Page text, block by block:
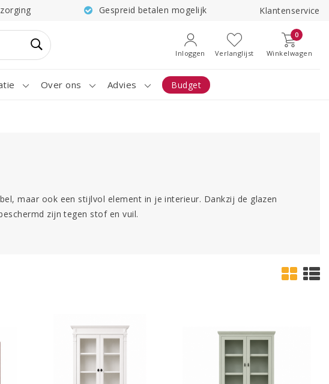
Gespreid betalen mogelijk Klantenservice
Inloggen Verlanglijst
0
Winkelwagen
Over ons Advies Budget
maar ook een stijlvol element in je interieur. Dankzij de glazen
zijn tegen stof en vuil.